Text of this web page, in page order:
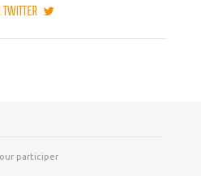
participer